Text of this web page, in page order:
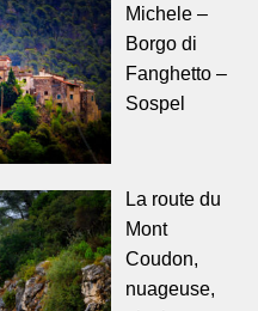
Michele –
Borgo di
Fanghetto –
Sospel
La route du
Mont
Coudon,
nuageuse,